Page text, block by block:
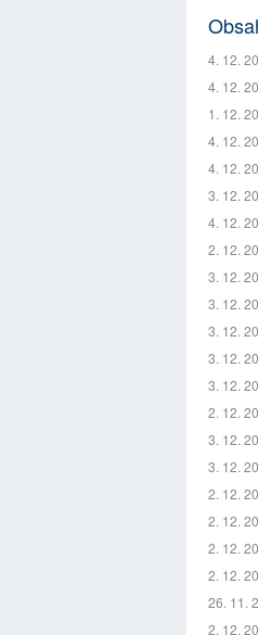
4. 12.
4. 12.
1. 12.
4. 12.
4. 12.
3. 12.
4. 12.
2. 12.
3. 12.
3. 12.
3. 12.
3. 12.
3. 12.
2. 12.
3. 12.
3. 12.
2. 12.
2. 12.
2. 12.
2. 12.
26. 11.
2. 12.